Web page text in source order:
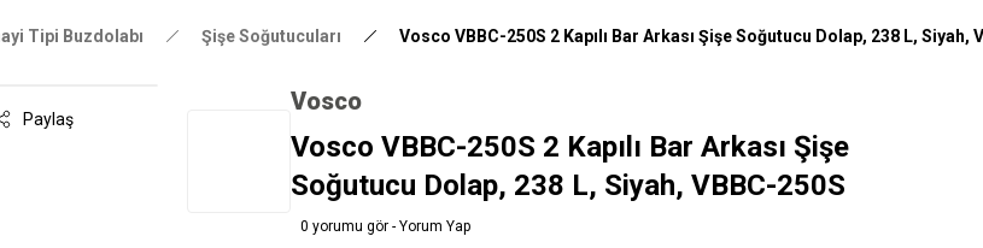
Tipi Buzdolabı Şişe Soğutucuları Vosco VBBC-250S 2 Kapılı Bar Arkası Şişe Soğutucu Dolap, 238 L, Siyah,
Paylaş
Vosco
Vosco VBBC-250S 2 Kapılı Bar Arkası Şişe
Soğutucu Dolap, 238 L, Siyah, VBBC-250S
0 yorumu gör - Yorum Yap